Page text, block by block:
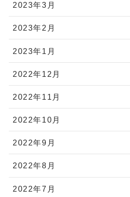
2023年3月
2023年2月
2023年1月
2022年12月
2022年11月
2022年10月
2022年9月
2022年8月
2022年7月